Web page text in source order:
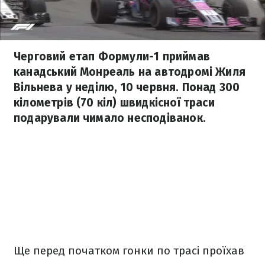
Черговий етап Формули-1 приймав
канадський Монреаль на автодромі Жиля
Вільнева у неділю, 10 червня. Понад 300
кілометрів (70 кіл) швидкісної траси
подарували чимало несподіванок.
Ще перед початком гонки по трасі проїхав